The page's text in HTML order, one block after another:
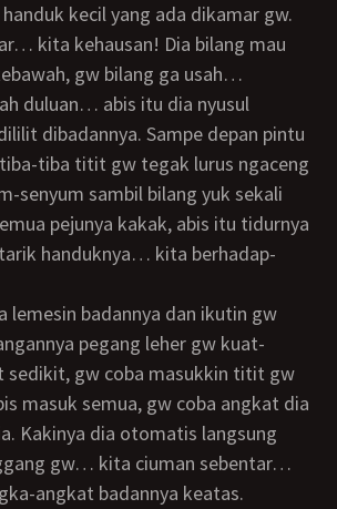
kecil yang ada dikamar gw.
kita kehausan! Dia bilang mau
gw bilang ga usah…
dibadannya. Sampe depan pintu
tiba titit gw tegak lurus ngaceng
senyum sambil bilang yuk sekali
pejunya kakak, abis itu tidurnya
handuknya… kita berhadap-
pegang leher gw kuat-
gw coba masukkin titit gw
masuk semua, gw coba angkat dia
Kakinya dia otomatis langsung
gw… kita ciuman sebentar…
angkat badannya keatas.